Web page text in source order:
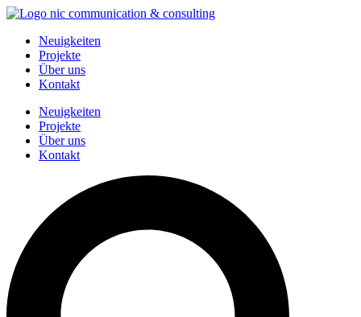
Zum
springenNeuigkeiten
Projekte
Über uns
Kontakt
Neuigkeiten
Projekte
Über uns
Kontakt